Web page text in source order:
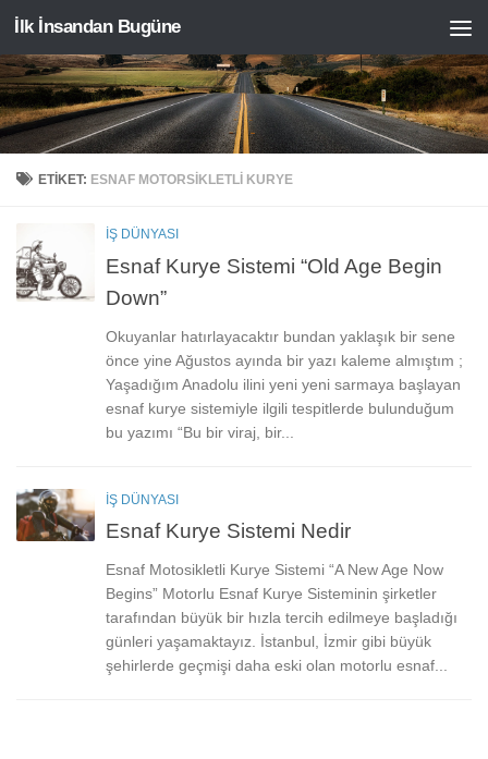
Skip to content
İlk İnsandan Bugüne
ETIKET: ESNAF MOTORSIKLETLI KURYE
İŞ DÜNYASI
Esnaf Kurye Sistemi “Old Age Begin
Down”
Okuyanlar hatırlayacaktır bundan yaklaşık bir sene
önce yine Ağustos ayında bir yazı kaleme almıştım ;
Yaşadığım Anadolu ilini yeni yeni sarmaya başlayan
esnaf kurye sistemiyle ilgili tespitlerde bulunduğum
bu yazımı “Bu bir viraj, bir...
İŞ DÜNYASI
Esnaf Kurye Sistemi Nedir
Esnaf Motosikletli Kurye Sistemi “A New Age Now
Begins” Motorlu Esnaf Kurye Sisteminin şirketler
tarafından büyük bir hızla tercih edilmeye başladığı
günleri yaşamaktayız. İstanbul, İzmir gibi büyük
şehirlerde geçmişi daha eski olan motorlu esnaf...